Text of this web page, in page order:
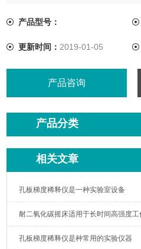
产品型号：
更新时间： 2019-01-05
产品咨询
产品分类
相关文章
孔板梯度稀释仪是一种实验室设备
耐二氧化碳摇床适用于长时间高强度工
孔板梯度稀释仪是种常用的实验仪器